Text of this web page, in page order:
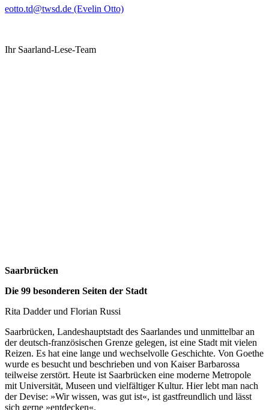
eotto.td@twsd.de (Evelin Otto)
Ihr Saarland-Lese-Team
Saarbrücken
Die 99 besonderen Seiten der Stadt
Rita Dadder und Florian Russi
Saarbrücken, Landeshauptstadt des Saarlandes und unmittelbar an
der deutsch-französischen Grenze gelegen, ist eine Stadt mit vielen
Reizen. Es hat eine lange und wechselvolle Geschichte. Von Goethe
wurde es besucht und beschrieben und von Kaiser Barbarossa
teilweise zerstört. Heute ist Saarbrücken eine moderne Metropole
mit Universität, Museen und vielfältiger Kultur. Hier lebt man nach
der Devise: »Wir wissen, was gut ist«, ist gastfreundlich und lässt
sich gerne »entdecken«.